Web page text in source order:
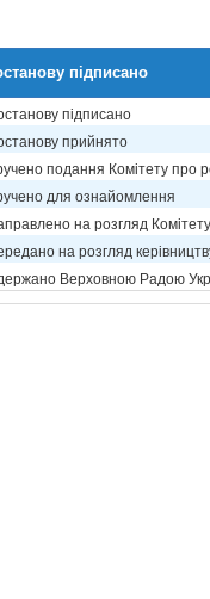
підписано
підписано
прийнято
подання Комітету про
для ознайомлення
на розгляд Комітету
на розгляд
Верховною Радою